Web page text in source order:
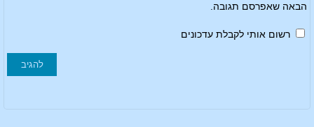
הבאה שאפרסם תגובה.
רשום אותי לקבלת עדכונים